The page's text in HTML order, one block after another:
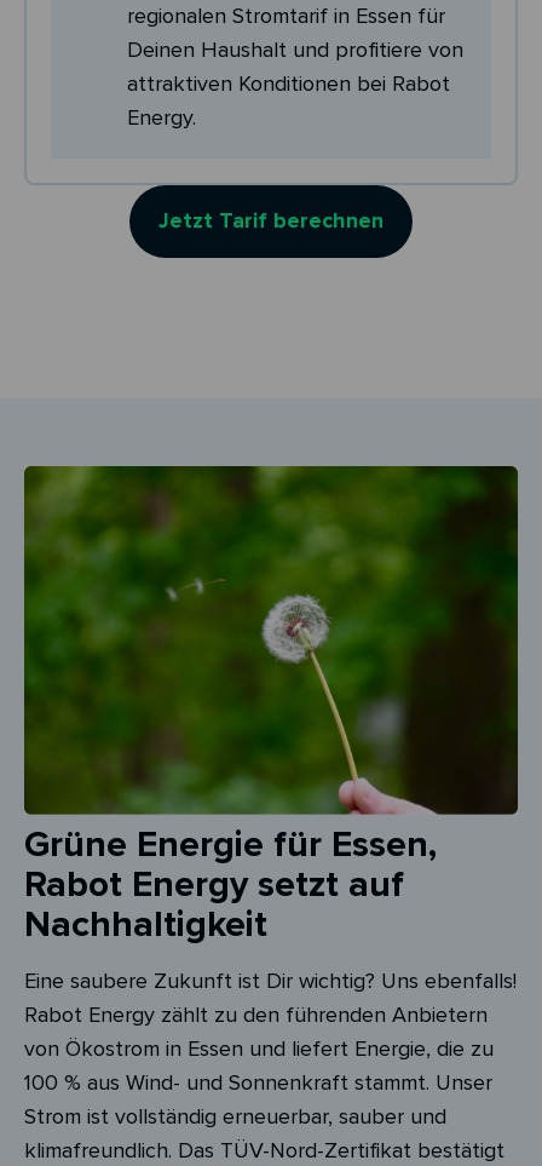
regionalen Stromtarif in Essen für
Deinen Haushalt und profitiere von
attraktiven Konditionen bei Rabot
Energy.
Jetzt Tarif berechnen
Grüne Energie für Essen,
Rabot Energy setzt auf
Nachhaltigkeit
Eine saubere Zukunft ist Dir wichtig? Uns ebenfalls!
Rabot Energy zählt zu den führenden Anbietern
von Ökostrom in Essen und liefert Energie, die zu
100 % aus Wind- und Sonnenkraft stammt. Unser
Strom ist vollständig erneuerbar, sauber und
klimafreundlich. Das TÜV-Nord-Zertifikat bestätigt